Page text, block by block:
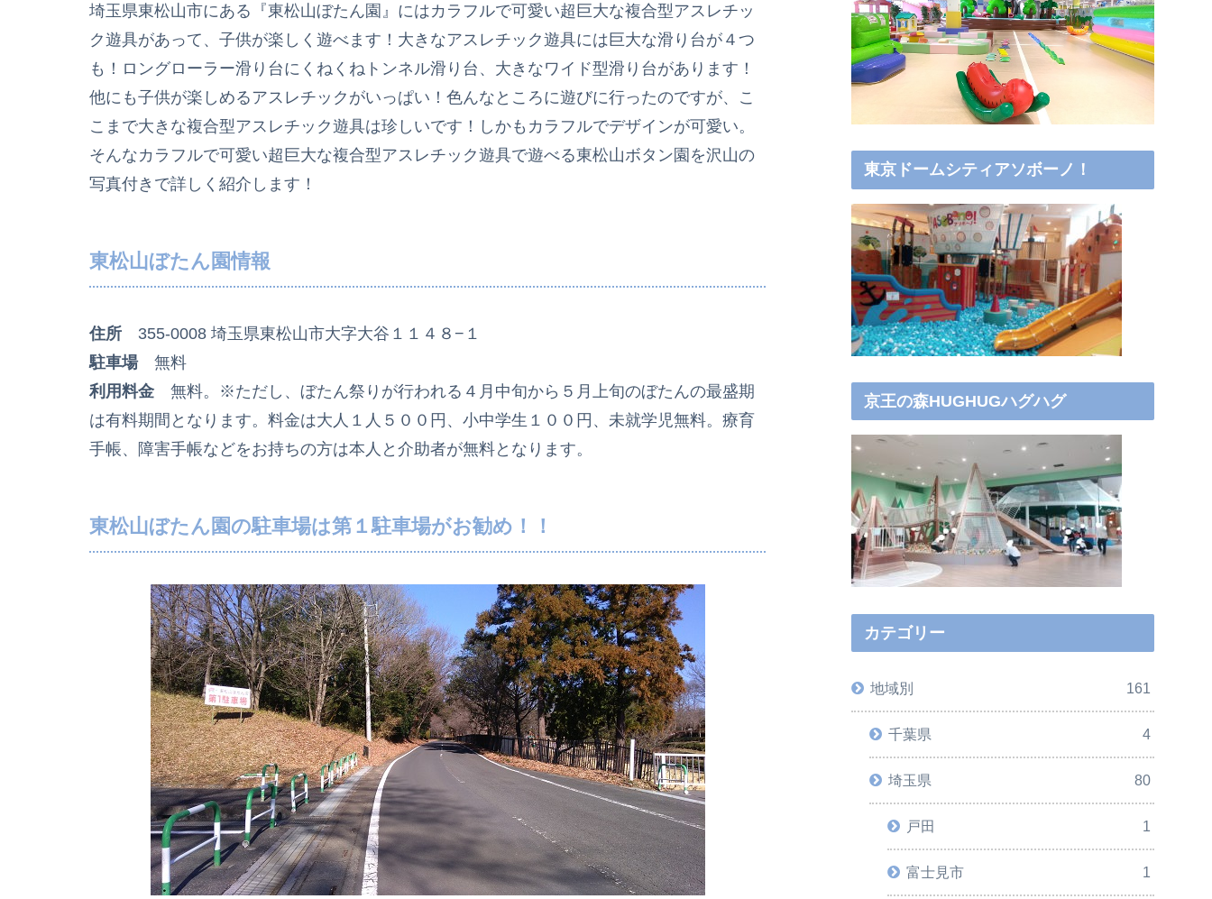
埼玉県東松山市にある『東松山ぼたん園』にはカラフルで可愛い超巨大な複合型アスレチッ
ク遊具があって、子供が楽しく遊べます！大きなアスレチック遊具には巨大な滑り台が４つ
も！ロングローラー滑り台にくねくねトンネル滑り台、大きなワイド型滑り台があります！
他にも子供が楽しめるアスレチックがいっぱい！色んなところに遊びに行ったのですが、こ
こまで大きな複合型アスレチック遊具は珍しいです！しかもカラフルでデザインが可愛い。
そんなカラフルで可愛い超巨大な複合型アスレチック遊具で遊べる東松山ボタン園を沢山の
写真付きで詳しく紹介します！
東松山ぼたん園情報
住所 355-0008 埼玉県東松山市大字大谷１１４８−１
駐車場無料
利用料金 無料。※ただし、ぼたん祭りが行われる４月中旬から５月上旬のぼたんの最盛期
は有料期間となります。料金は大人１人５００円、小中学生１００円、未就学児無料。療育
手帳、障害手帳などをお持ちの方は本人と介助者が無料となります。
東松山ぼたん園の駐車場は第１駐車場がお勧め！！
東京ドームシティアソボーノ！
京王の森HUGHUGハグハグ
カテゴリー
地域別 161
千葉県 4
埼玉県 80
戸田 1
富士見市 1